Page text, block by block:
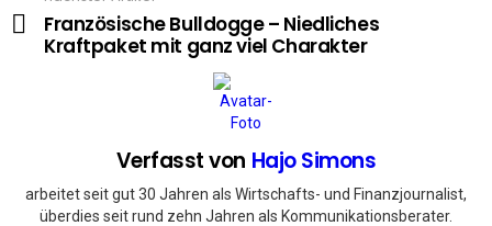
Französische Bulldogge – Niedliches
Kraftpaket mit ganz viel Charakter
Verfasst von Hajo Simons
arbeitet seit gut 30 Jahren als Wirtschafts- und Finanzjournalist,
überdies seit rund zehn Jahren als Kommunikationsberater.